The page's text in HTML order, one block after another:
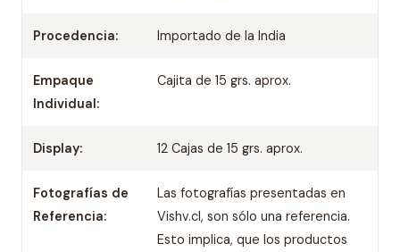
Procedencia: Importado de la India
Empaque
Individual:
Cajita de 15 grs. aprox.
Display: 12 Cajas de 15 grs. aprox.
Fotografías de
Referencia:
Las fotografías presentadas en
Vishv.cl, son sólo una referencia.
Esto implica, que los productos